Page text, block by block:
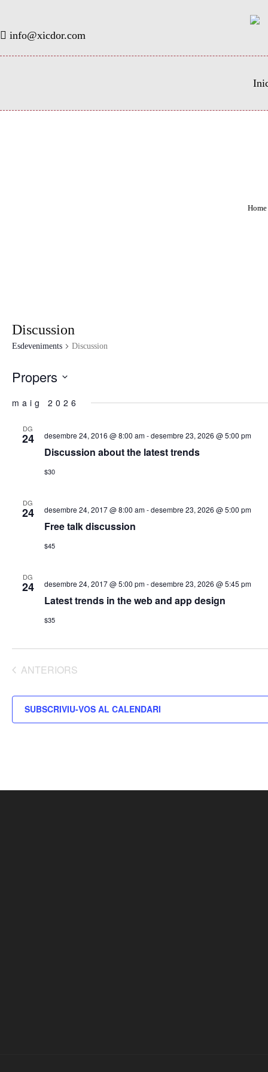
info@xicdor.com
Home
Discussion
Esdeveniments Discussion
Propers
Selecciona
data.
maig 2026
DG
24 desembre 24, 2016 @ 8:00 am-desembre 23, 2026 @ 5:00 pm
Discussion about the latest trends
$30
DG
24 desembre 24, 2017 @ 8:00 am-desembre 23, 2026 @ 5:00 pm
Free talk discussion
$45
DG
24 desembre 24, 2017 @ 5:00 pm-desembre 23, 2026 @ 5:45 pm
Latest trends in the web and app design
$35
ESDEVENIMENTS
ANTERIORS
SUBSCRIVIU-VOS AL CALENDARI